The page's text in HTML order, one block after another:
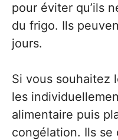
pour éviter qu’ils
du frigo. Ils
jours.
Si vous souhaitez
les
alimentaire puis
congélation. Ils se